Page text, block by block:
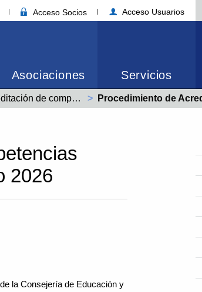
Acceso Socios Acceso Usuarios
Asociaciones Servicios
Acreditación de competencias. 2026 Actual:
Procedimiento de Acreditación de
2026
la Consejería de Educación y